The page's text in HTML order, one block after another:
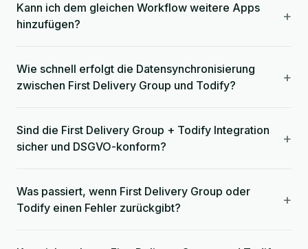
Kann ich dem gleichen Workflow weitere Apps
hinzufügen?
+
Wie schnell erfolgt die Datensynchronisierung
zwischen First Delivery Group und Todify?
+
Sind die First Delivery Group + Todify Integration
sicher und DSGVO-konform?
+
Was passiert, wenn First Delivery Group oder
Todify einen Fehler zurückgibt?
+